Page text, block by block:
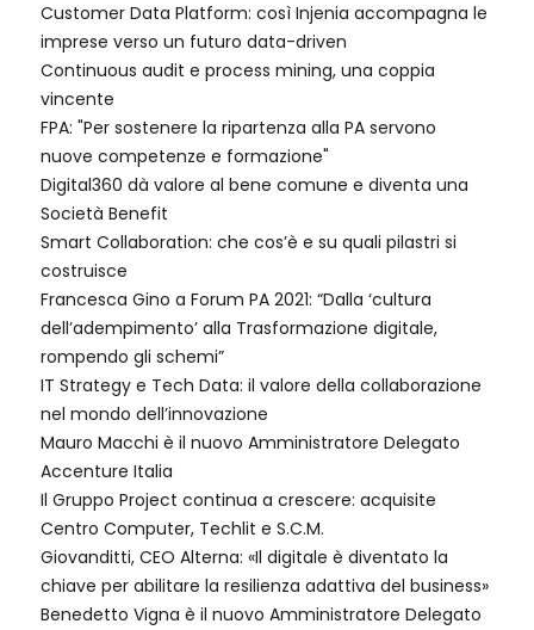
Customer Data Platform: così Injenia accompagna le
imprese verso un futuro data-driven
Continuous audit e process mining, una coppia
vincente
FPA: "Per sostenere la ripartenza alla PA servono
nuove competenze e formazione"
Digital360 dà valore al bene comune e diventa una
Società Benefit
Smart Collaboration: che cos’è e su quali pilastri si
costruisce
Francesca Gino a Forum PA 2021: “Dalla ‘cultura
dell’adempimento’ alla Trasformazione digitale,
rompendo gli schemi”
IT Strategy e Tech Data: il valore della collaborazione
nel mondo dell’innovazione
Mauro Macchi è il nuovo Amministratore Delegato
Accenture Italia
Il Gruppo Project continua a crescere: acquisite
Centro Computer, Techlit e S.C.M.
Giovanditti, CEO Alterna: «Il digitale è diventato la
chiave per abilitare la resilienza adattiva del business»
Benedetto Vigna è il nuovo Amministratore Delegato